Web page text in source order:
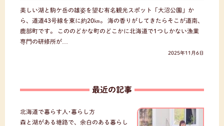
美しい湖と駒ケ岳の雄姿を望む有名観光スポット「大沼公園」か
ら、道道43号線を東に約20㎞。 海の香りがしてきたらそこが道南、
鹿部町です。 こののどかな町のどこかに北海道で1つしかない漁業
専門の研修所が…
2025年11月6日
最近の記事
北海道で暮らす人･暮らし方
森と湖がある塘路で、余白のある暮らし